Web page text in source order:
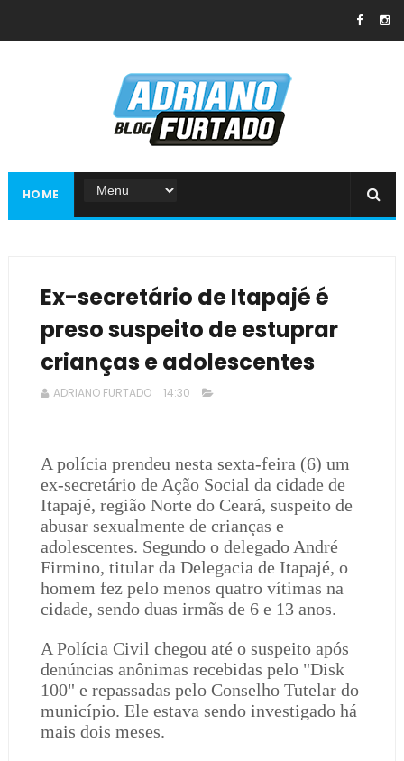
HOME
Ex-secretário de Itapajé é
preso suspeito de estuprar
crianças e adolescentes
ADRIANO FURTADO 14:30
A polícia prendeu nesta sexta-feira (6) um
ex-secretário de Ação Social da cidade de
Itapajé, região Norte do Ceará, suspeito de
abusar sexualmente de crianças e
adolescentes. Segundo o delegado André
Firmino, titular da Delegacia de Itapajé, o
homem fez pelo menos quatro vítimas na
cidade, sendo duas irmãs de 6 e 13 anos.
A Polícia Civil chegou até o suspeito após
denúncias anônimas recebidas pelo "Disk
100" e repassadas pelo Conselho Tutelar do
município. Ele estava sendo investigado há
mais dois meses.